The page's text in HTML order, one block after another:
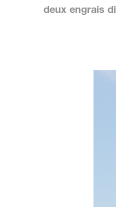
deux engrais